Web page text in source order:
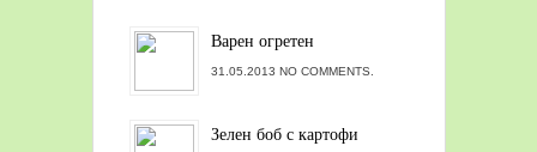
Варен огретен
31.05.2013 NO COMMENTS.
Зелен боб с картофи